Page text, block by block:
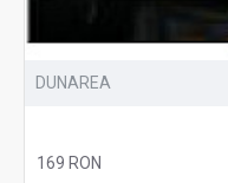
DUNAREA
169 RON